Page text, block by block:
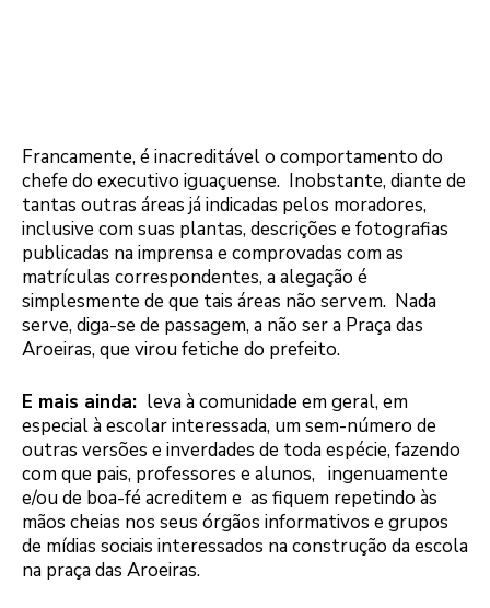
Francamente, é inacreditável o comportamento do
chefe do executivo iguaçuense. Inobstante, diante de
tantas outras áreas já indicadas pelos moradores,
inclusive com suas plantas, descrições e fotografias
publicadas na imprensa e comprovadas com as
matrículas correspondentes, a alegação é
simplesmente de que tais áreas não servem. Nada
serve, diga-se de passagem, a não ser a Praça das
Aroeiras, que virou fetiche do prefeito.
E mais ainda: leva à comunidade em geral, em
especial à escolar interessada, um sem-número de
outras versões e inverdades de toda espécie, fazendo
com que pais, professores e alunos, ingenuamente
e/ou de boa-fé acreditem e as fiquem repetindo às
mãos cheias nos seus órgãos informativos e grupos
de mídias sociais interessados na construção da escola
na praça das Aroeiras.